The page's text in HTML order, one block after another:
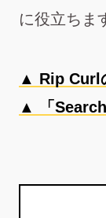
に役立ちま
▲ Rip Curl
▲ 「